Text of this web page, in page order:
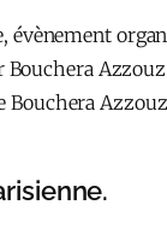
Bouchera